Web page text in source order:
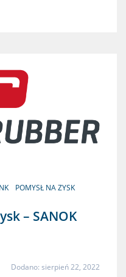
POMYSŁ NA ZYSK
– SANOK
Dodano: sierpień 22, 2022